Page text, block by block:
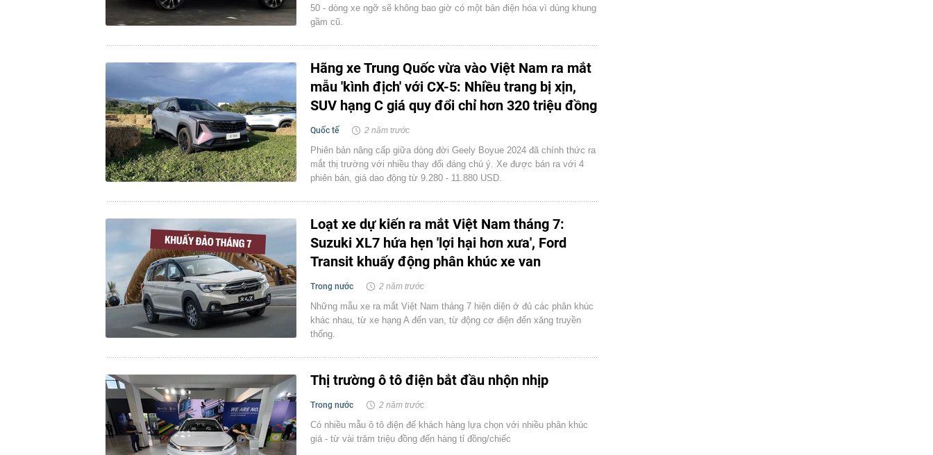
50 - dòng xe ngỡ sẽ không bao giờ có một bản điện hóa vì dùng khung
gầm cũ.
Hãng xe Trung Quốc vừa vào Việt Nam ra mắt
mẫu 'kình địch' với CX-5: Nhiều trang bị xịn,
SUV hạng C giá quy đổi chỉ hơn 320 triệu đồng
Quốc tế 2 năm trước
Phiên bản nâng cấp giữa dòng đời Geely Boyue 2024 đã chính thức ra
mắt thị trường với nhiều thay đổi đáng chú ý. Xe được bán ra với 4
phiên bản, giá dao động từ 9.280 - 11.880 USD.
Loạt xe dự kiến ra mắt Việt Nam tháng 7:
Suzuki XL7 hứa hẹn 'lợi hại hơn xưa', Ford
Transit khuấy động phân khúc xe van
Trong nước 2 năm trước
Những mẫu xe ra mắt Việt Nam tháng 7 hiện diện ở đủ các phân khúc
khác nhau, từ xe hạng A đến van, từ động cơ điện đến xăng truyền
thống.
Thị trường ô tô điện bắt đầu nhộn nhịp
Trong nước 2 năm trước
Có nhiều mẫu ô tô điện để khách hàng lựa chọn với nhiều phân khúc
giá - từ vài trăm triệu đồng đến hàng tỉ đồng/chiếc